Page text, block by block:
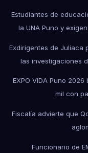
Estudiantes de
la UNA Puno y
Exdirigentes de Juliaca
las investigaciones
EXPO VIDA Puno
mil con
Fiscalía advierte que
Funcionario de